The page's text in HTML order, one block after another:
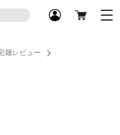
麺レビュー